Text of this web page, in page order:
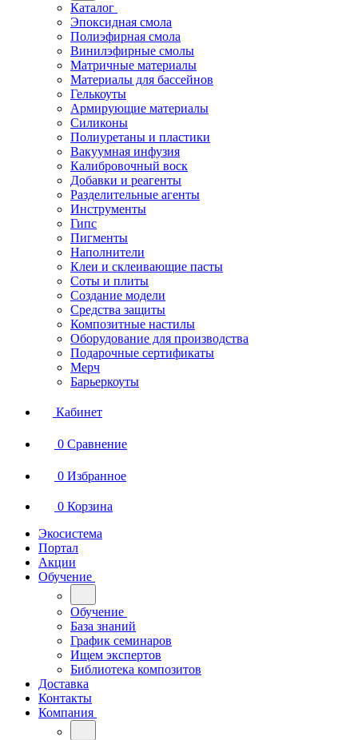
Каталог
Эпоксидная смола
Полиэфирная смола
Винилэфирные смолы
Матричные материалы
Материалы для бассейнов
Гелькоуты
Армирующие материалы
Силиконы
Полиуретаны и пластики
Вакуумная инфузия
Калибровочный воск
Добавки и реагенты
Разделительные агенты
Инструменты
Гипс
Пигменты
Наполнители
Клеи и склеивающие пасты
Соты и плиты
Создание модели
Средства защиты
Композитные настилы
Оборудование для производства
Подарочные сертификаты
Мерч
Барьеркоуты
Кабинет
0 Сравнение
0 Избранное
0 Корзина
Экосистема
Портал
Акции
Обучение
Обучение
База знаний
График семинаров
Ищем экспертов
Библиотека композитов
Доставка
Контакты
Компания